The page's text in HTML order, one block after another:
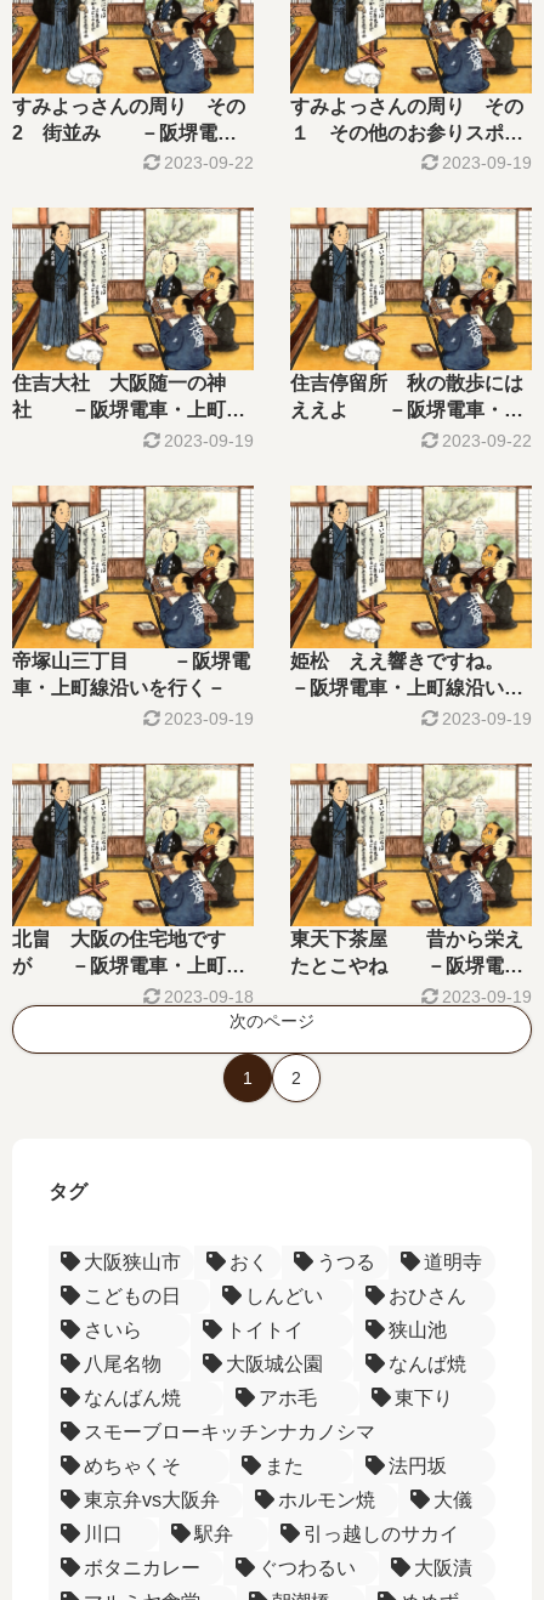
すみよっさんの周り その
2 街並み －阪堺電
車・上町線を沿いを行く-
2023-09-22
すみよっさんの周り その
１ その他のお参りスポッ
ト －阪堺電車・上町線を
2023-09-19
住吉大社 大阪随一の神
社 －阪堺電車・上町線
2023-09-19
住吉停留所 秋の散歩には
ええよ －阪堺電車・上
2023-09-22
帝塚山三丁目 －阪堺電
車・上町線沿いを行く－
2023-09-19
姫松 ええ響きですね。
－阪堺電車・上町線沿いを
2023-09-19
北畠 大阪の住宅地です
が －阪堺電車・上町線
2023-09-18
東天下茶屋 昔から栄え
たとこやね －阪堺電
車・上町線を行く－2023-09-19
次のページ
1 2
タグ
大阪狭山市 おく うつる
道明寺
こどもの日
しんどい
おひさん
さいら
トイトイ
狭山池
八尾名物
大阪城公園
なんば焼
なんばん焼
アホ毛
東下り
スモーブローキッチンナカノシマ
めちゃくそ
また
法円坂
東京弁vs大阪弁
ホルモン焼
大儀
川口
駅弁
引っ越しのサカイ
ボタニカレー
ぐつわるい
大阪漬